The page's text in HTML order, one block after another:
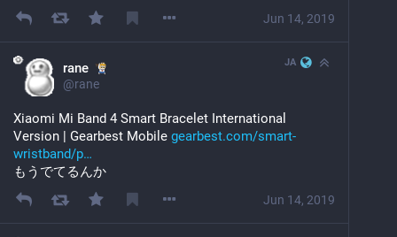
Jun 14, 2019
rane
@rane
JA
Xiaomi Mi Band 4 Smart Bracelet International
Version | Gearbest Mobile gearbest.com/smart-
wristband/p
もうでてるんか
Jun 14, 2019